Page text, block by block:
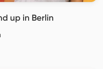
up in Berlin